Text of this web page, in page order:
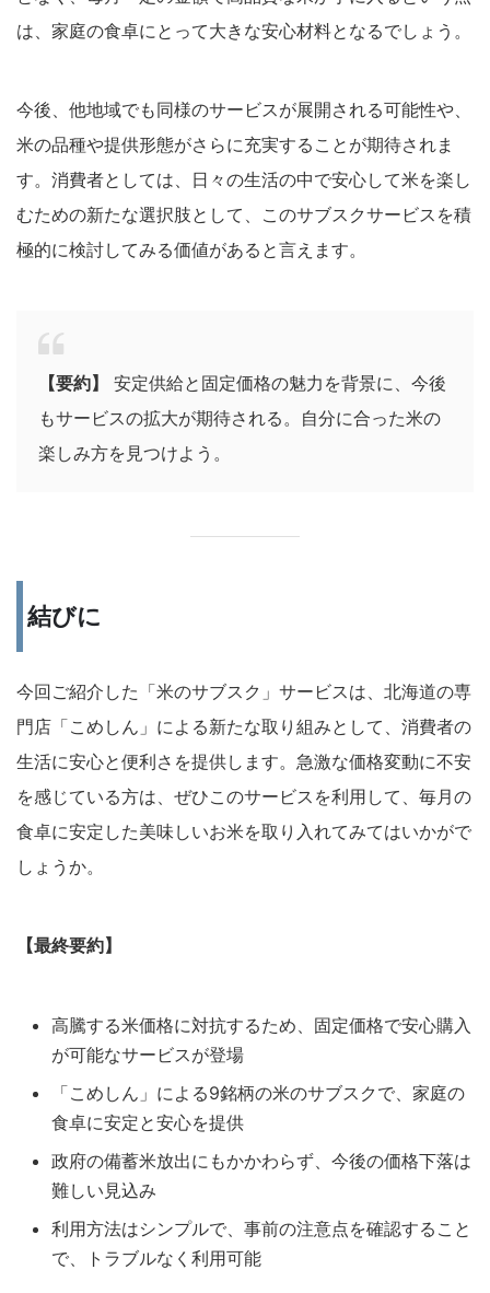
は、家庭の食卓にとって大きな安心材料となるでしょう。
今後、他地域でも同様のサービスが展開される可能性や、
米の品種や提供形態がさらに充実することが期待されま
す。消費者としては、日々の生活の中で安心して米を楽し
むための新たな選択肢として、このサブスクサービスを積
極的に検討してみる価値があると言えます。
【要約】
安定供給と固定価格の魅力を背景に、今後
もサービスの拡大が期待される。自分に合った米の
楽しみ方を見つけよう。
結びに
今回ご紹介した「米のサブスク」サービスは、北海道の専
門店「こめしん」による新たな取り組みとして、消費者の
生活に安心と便利さを提供します。急激な価格変動に不安
を感じている方は、ぜひこのサービスを利用して、毎月の
食卓に安定した美味しいお米を取り入れてみてはいかがで
しょうか。
【最終要約】
高騰する米価格に対抗するため、固定価格で安心購入
が可能なサービスが登場
「こめしん」による9銘柄の米のサブスクで、家庭の
食卓に安定と安心を提供
政府の備蓄米放出にもかかわらず、今後の価格下落は
難しい見込み
利用方法はシンプルで、事前の注意点を確認すること
で、トラブルなく利用可能